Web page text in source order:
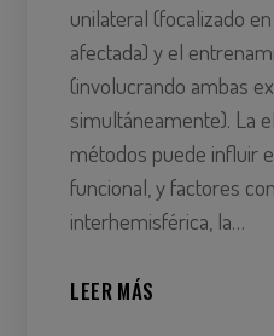
unilateral (focalizado
afectada) y el
(involucrando ambas
simultáneamente). La
métodos puede influir
funcional, y factores
interhemisférica, la…
LEER MÁS